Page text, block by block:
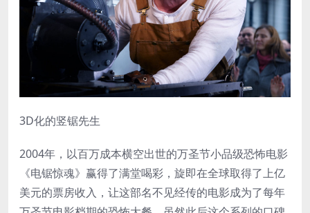
3D化的竖锯先生
2004年，以百万成本横空出世的万圣节小品级恐怖电影
《电锯惊魂》赢得了满堂喝彩，旋即在全球取得了上亿
美元的票房收入，让这部名不见经传的电影成为了每年